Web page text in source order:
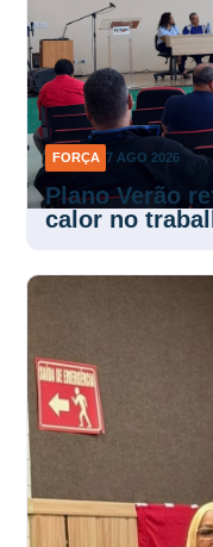
FORÇA 7 AGO 2026
Plano Verão
calor no